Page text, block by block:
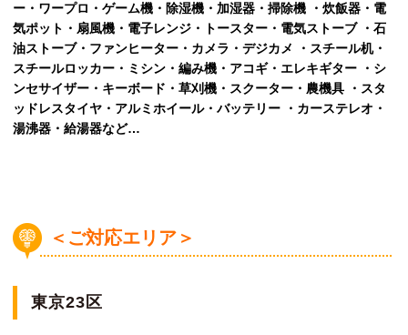
ー・ワープロ・ゲーム機・除湿機・加湿器・掃除機 ・炊飯器・電
気ポット・扇風機・電子レンジ・トースター・電気ストーブ ・石
油ストーブ・ファンヒーター・カメラ・デジカメ ・スチール机・
スチールロッカー・ミシン・編み機・アコギ・エレキギター ・シ
ンセサイザー・キーボード・草刈機・スクーター・農機具 ・スタ
ッドレスタイヤ・アルミホイール・バッテリー ・カーステレオ・
湯沸器・給湯器など…
＜ご対応エリア＞
東京23区